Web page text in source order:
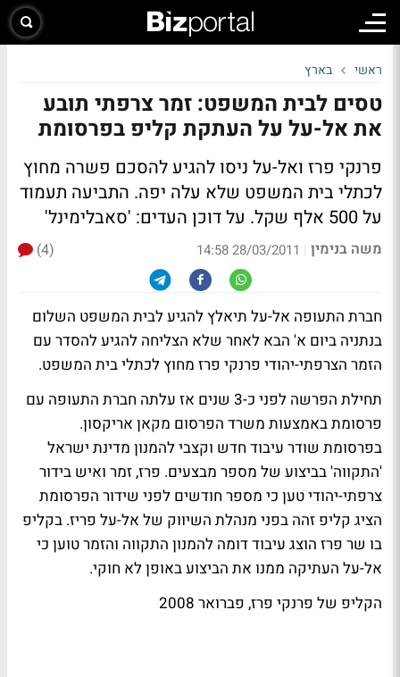
ראשי בארץ
טסים לבית המשפט: זמר צרפתי תובע
את אל-על על העתקת קליפ בפרסומת
פרנקי פרז ואל-על ניסו להגיע להסכם פשרה מחוץ
לכתלי בית המשפט שלא עלה יפה. התביעה תעמוד
על 500 אלף שקל. על דוכן העדים: 'סאבלימינל'
משה בנימין |
28/03/2011 14:58
(4)
חברת התעופה אל-על תיאלץ להגיע לבית המשפט השלום
בנתניה ביום א' הבא לאחר שלא הצליחה להגיע להסדר עם
הזמר הצרפתי-יהודי פרנקי פרז מחוץ לכתלי בית המשפט.
תחילת הפרשה לפני כ-3 שנים אז עלתה חברת התעופה עם
פרסומת באמצעות משרד הפרסום מקאן אריקסון.
בפרסומת שודר עיבוד חדש וקצבי להמנון מדינת ישראל
'התקווה' בביצוע של מספר מבצעים. פרז, זמר ואיש בידור
צרפתי-יהודי טען כי מספר חודשים לפני שידור הפרסומת
הציג קליפ זהה בפני מנהלת השיווק של אל-על פריז. בקליפ
בו שר פרז הוצג עיבוד דומה להמנון התקווה והזמר טוען כי
אל-על העתיקה ממנו את הביצוע באופן לא חוקי.
הקליפ של פרנקי פרז, פברואר 2008